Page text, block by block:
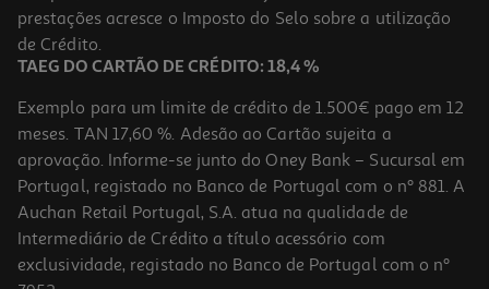
29,89 €
prestações acresce o Imposto do Selo sobre a utilização
de Crédito.
TAEG DO CARTÃO DE CRÉDITO: 18,4 %
Exemplo para um limite de crédito de 1.500€ pago em 12
meses. TAN 17,60 %. Adesão ao Cartão sujeita a
aprovação. Informe-se junto do Oney Bank – Sucursal em
Portugal, registado no Banco de Portugal com o nº 881. A
Auchan Retail Portugal, S.A. atua na qualidade de
Intermediário de Crédito a título acessório com
exclusividade, registado no Banco de Portugal com o nº